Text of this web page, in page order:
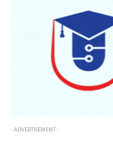
- ADVERTISEMENT -